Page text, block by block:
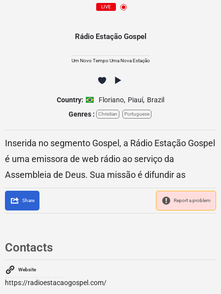
LIVE
Rádio Estação Gospel
Um Novo Tempo Uma Nova Estação
Country: Floriano, Piauí, Brazil
Genres :
Christian Portuguese
Inserida no segmento Gospel, a Rádio Estação Gospel
é uma emissora de web rádio ao serviço da
Assembleia de Deus. Sua missão é difundir as
Share Report a problem
Contacts
Website
https://radioestacaogospel.com/